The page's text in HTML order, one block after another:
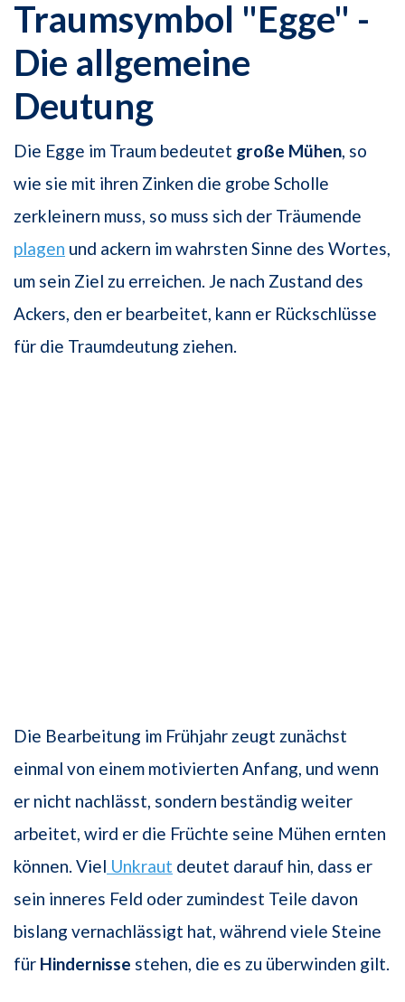
Traumsymbol "Egge" -
Die allgemeine
Deutung
Die Egge im Traum bedeutet große Mühen, so
wie sie mit ihren Zinken die grobe Scholle
zerkleinern muss, so muss sich der Träumende
plagen und ackern im wahrsten Sinne des Wortes,
um sein Ziel zu erreichen. Je nach Zustand des
Ackers, den er bearbeitet, kann er Rückschlüsse
für die Traumdeutung ziehen.
Die Bearbeitung im Frühjahr zeugt zunächst
einmal von einem motivierten Anfang, und wenn
er nicht nachlässt, sondern beständig weiter
arbeitet, wird er die Früchte seine Mühen ernten
können. Viel Unkraut deutet darauf hin, dass er
sein inneres Feld oder zumindest Teile davon
bislang vernachlässigt hat, während viele Steine
für Hindernisse stehen, die es zu überwinden gilt.